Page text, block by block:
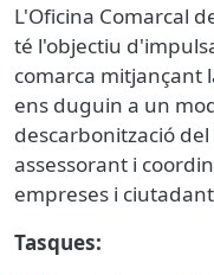
L'Oficina Comarcal
té l'objectiu
comarca mitjançant
ens duguin a un
descarbonització
assessorant i
empreses i
Tasques: